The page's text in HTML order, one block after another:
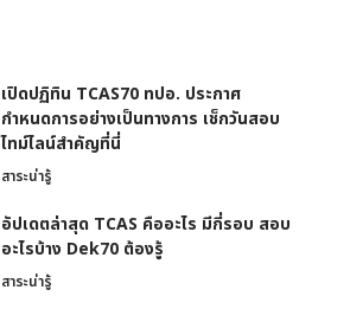
เปิดปฏิทิน TCAS70 ทปอ. ประกาศ
กำหนดการอย่างเป็นทางการ เช็กวันสอบ
ไทม์ไลน์สำคัญที่นี่
สาระน่ารู้
อัปเดตล่าสุด TCAS คืออะไร มีกี่รอบ สอบ
อะไรบ้าง Dek70 ต้องรู้
สาระน่ารู้